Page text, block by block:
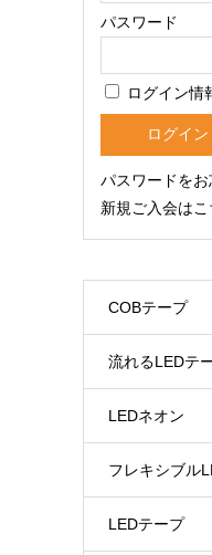
パスワード
ログイン情
パスワードを
新規ご入会はこ
COBテープ
流れるLEDテ
LEDネオン
フレキシブル
LEDテープ